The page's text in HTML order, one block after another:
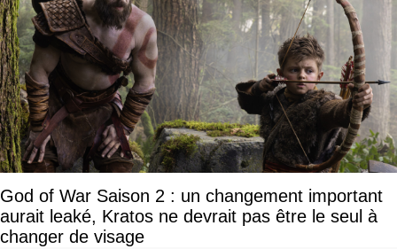
God of War Saison 2 : un changement important
aurait leaké, Kratos ne devrait pas être le seul à
changer de visage